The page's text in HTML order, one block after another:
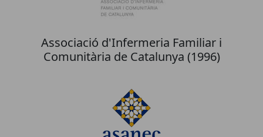
Associació d'Infermeria Familiar i
Comunitària de Catalunya (1996)